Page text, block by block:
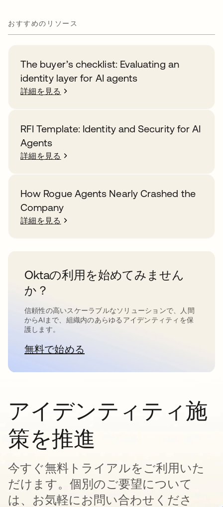
おすすめのリソース
The buyer’s checklist: Evaluating an
identity layer for AI agents
詳細を見る
RFI Template: Identity and Security for AI
Agents
詳細を見る
How Rogue Agents Nearly Crashed the
Company
詳細を見る
Oktaの利用を始めてみません
か？
信頼性の高いスケーラブルなソリューションで、人間
からAIまで、組織内のあらゆるアイデンティティを保
護します。
無料で始める新しいタブで開く
アイデンティティ施
策を推進
今すぐ無料トライアルをご利用いた
だけます。個別のご要望について
は、お気軽にお問い合わせくださ